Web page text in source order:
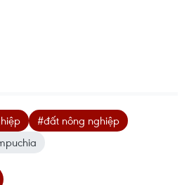
#đất nông nghiệp